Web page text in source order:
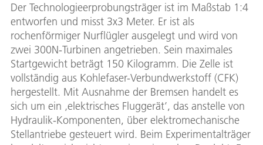
Der Technologieerprobungsträger ist im Maßstab 1:4
entworfen und misst 3x3 Meter. Er ist als
rochenförmiger Nurflügler ausgelegt und wird von
zwei 300N-Turbinen angetrieben. Sein maximales
Startgewicht beträgt 150 Kilogramm. Die Zelle ist
vollständig aus Kohlefaser-Verbundwerkstoff (CFK)
hergestellt. Mit Ausnahme der Bremsen handelt es
sich um ein ‚elektrisches Fluggerät’, das anstelle von
Hydraulik-Komponenten, über elektromechanische
Stellantriebe gesteuert wird. Beim Experimentalträger